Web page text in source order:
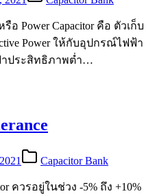
อ Power Capacitor คือ ตัวเก็บ
Power ให้กับอุปกรณ์ไฟฟ้า
ประสิทธิภาพต่ำ…
Capacitor Bank
ควรอยู่ในช่วง -5% ถึง +10%